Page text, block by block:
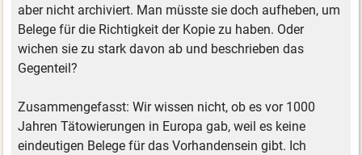
aber nicht archiviert. Man müsste sie doch aufheben, um
Belege für die Richtigkeit der Kopie zu haben. Oder
wichen sie zu stark davon ab und beschrieben das
Gegenteil?
Zusammengefasst: Wir wissen nicht, ob es vor 1000
Jahren Tätowierungen in Europa gab, weil es keine
eindeutigen Belege für das Vorhandensein gibt. Ich